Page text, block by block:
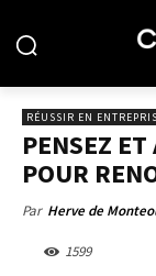
RÉUSSIR EN
PENSEZ
POUR
Par Herve de
1599